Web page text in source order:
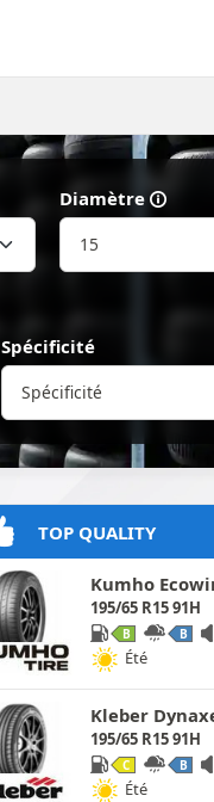
Diamètre
Spécificité
Spécificité
TOP QUALITY
Kumho
195/65 R15 91H
B B
Été
Kleber
195/65 R15 91H
C B
Été